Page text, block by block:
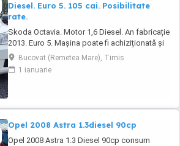
Diesel. Euro 5. 105 cai. Posibilitate
rate.
Skoda Octavia. Motor 1,6 Diesel. An fabricație
2013. Euro 5. Mașina poate fi achiziționată și
în rate. Tel : 0729927037. Dotări: Aer
condiționat. Geamuri electrice. Oglinzi
electrice. Radio CD. Închidere centralizată.
Bucovat (Remetea Mare), Timis
1 ianuarie
Opel 2008 Astra 1.3diesel 90cp
Opel 2008 Astra 1.3 Diesel 90cp consum